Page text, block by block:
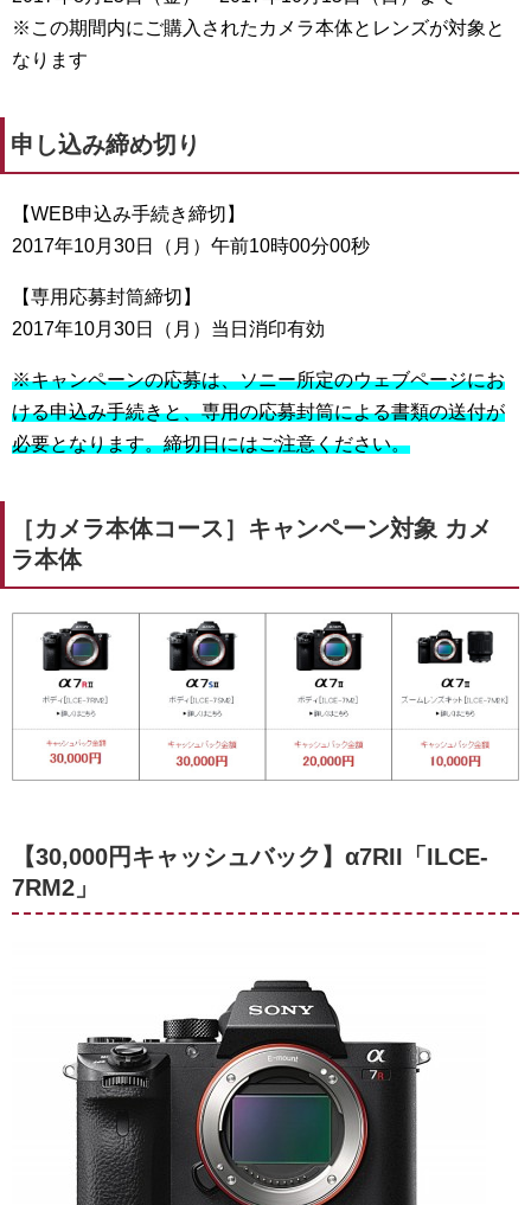
※この期間内にご購入されたカメラ本体とレンズが対象と
なります
申し込み締め切り
【WEB申込み手続き締切】
2017年10月30日（月）午前10時00分00秒
【専用応募封筒締切】
2017年10月30日（月）当日消印有効
※キャンペーンの応募は、ソニー所定のウェブページにお
ける申込み手続きと、専用の応募封筒による書類の送付が
必要となります。締切日にはご注意ください。
［カメラ本体コース］キャンペーン対象 カメ
ラ本体
【30,000円キャッシュバック】α7RII「ILCE-
7RM2」